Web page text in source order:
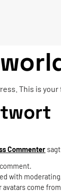
This is
Commenter
with
avatars come from